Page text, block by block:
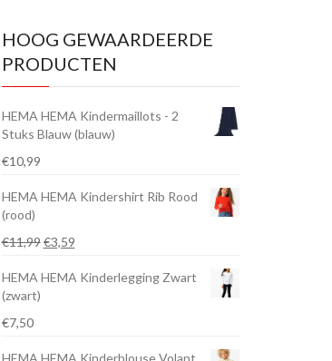
HOOG GEWAARDEERDE
PRODUCTEN
HEMA HEMA Kindermaillots - 2
Stuks Blauw (blauw)
€10,99
HEMA HEMA Kindershirt Rib Rood
(rood)
€11,99 Oorspronkelijke
was:
€3,59Huidige
is:
HEMA HEMA Kinderlegging Zwart
(zwart)
€7,50
HEMA HEMA Kinderblouse Volant